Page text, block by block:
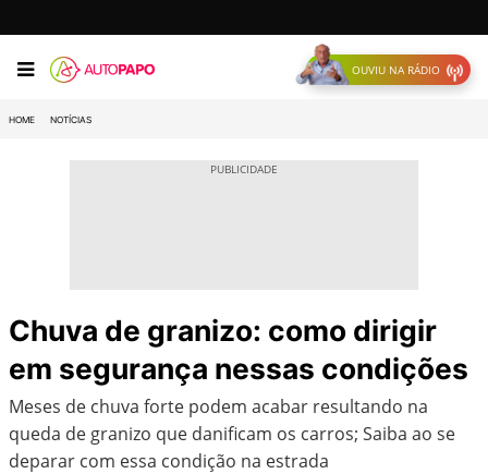
OUVIU NA RÁDIO
HOME NOTÍCIAS
Chuva de granizo: como dirigir
em segurança nessas condições
Meses de chuva forte podem acabar resultando na
queda de granizo que danificam os carros; Saiba ao se
deparar com essa condição na estrada